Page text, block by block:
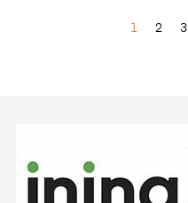
1 2 3